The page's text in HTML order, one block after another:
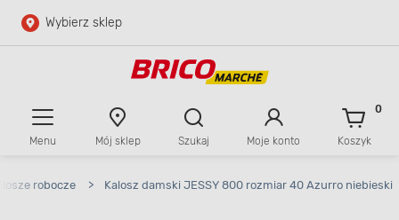
Przejdź do głównej zawartości
Wybierz sklep
Menu Mój sklep Szukaj Moje konto Koszyk
0
robocze > Kalosz damski JESSY 800 rozmiar 40 Azurro niebieski